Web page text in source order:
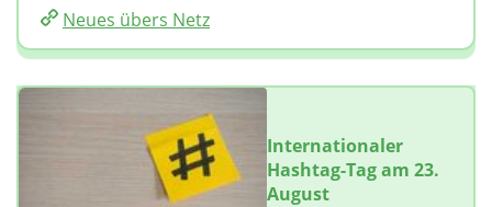
Neues übers Netz
Internationaler
Hashtag-Tag am 23.
August